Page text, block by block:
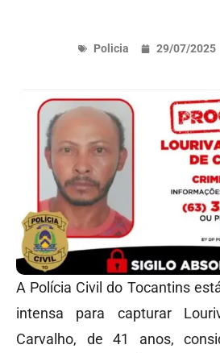
Policia 29/07/2025
A Polícia Civil do Tocantins
intensa para capturar
Carvalho, de 41 anos,